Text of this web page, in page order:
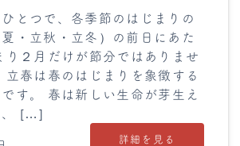
とつで、各季節のはじまりの
・立秋・立冬）の前日にあた
り２月だけが節分ではありませ
立春は春のはじまりを象徴する
す。 春は新しい生命が芽生え
、 […]
詳細を見る